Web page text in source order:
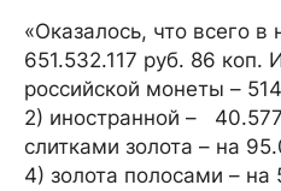
«Оказалось, что всего в
651.532.117 руб. 86 коп.
российской монеты –
2) иностранной –
слитками золота – на
4) золота полосами –